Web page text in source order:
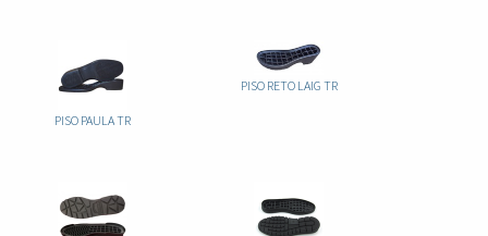
PISO PAULA TR
PISO RETO LAIG TR